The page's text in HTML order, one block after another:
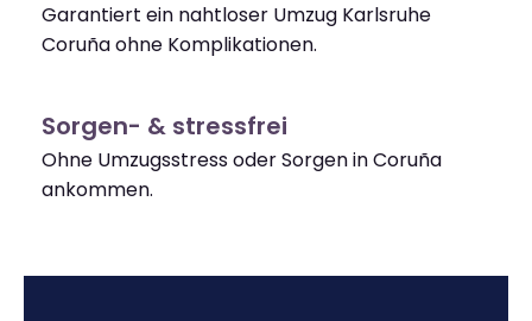
Garantiert ein nahtloser Umzug Karlsruhe
Coruña ohne Komplikationen.
Sorgen- & stressfrei
Ohne Umzugsstress oder Sorgen in Coruña
ankommen.